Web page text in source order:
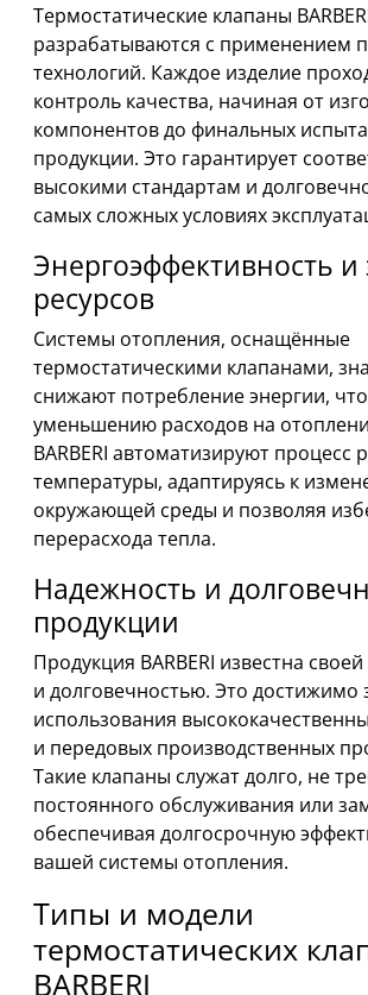
Термостатические клапаны
разрабатываются с применением
технологий. Каждое изделие
контроль качества, начиная от
компонентов до финальных
продукции. Это гарантирует
высокими стандартам и
самых сложных условиях
Энергоэффективность
ресурсов
Системы отопления, оснащённые
термостатическими клапанами,
снижают потребление энергии,
уменьшению расходов на
BARBERI автоматизируют процесс
температуры, адаптируясь к
окружающей среды и позволяя
перерасхода тепла.
Надежность и
продукции
Продукция BARBERI известна
и долговечностью. Это достижимо
использования
и передовых производственных
Такие клапаны служат долго, не
постоянного обслуживания или
обеспечивая долгосрочную
вашей системы отопления.
Типы и модели
термостатических
BARBERI